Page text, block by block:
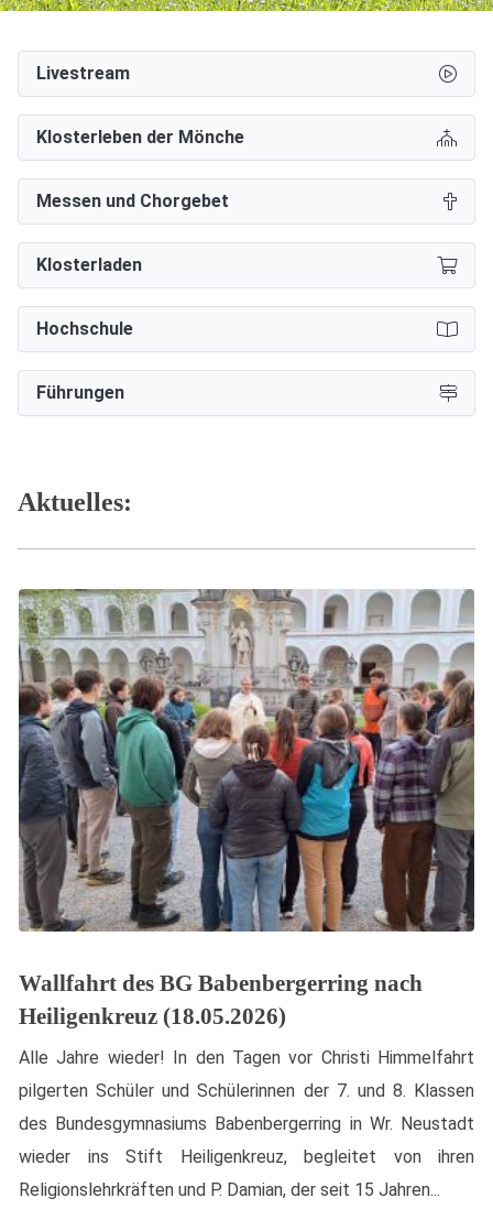
Livestream
Klosterleben der Mönche
Messen und Chorgebet
Klosterladen
Hochschule
Führungen
Aktuelles:
Wallfahrt des BG Babenbergerring nach
Heiligenkreuz (18.05.2026)
Alle Jahre wieder! In den Tagen vor Christi Himmelfahrt
pilgerten Schüler und Schülerinnen der 7. und 8. Klassen
des Bundesgymnasiums Babenbergerring in Wr. Neustadt
wieder ins Stift Heiligenkreuz, begleitet von ihren
Religionslehrkräften und P. Damian, der seit 15 Jahren...